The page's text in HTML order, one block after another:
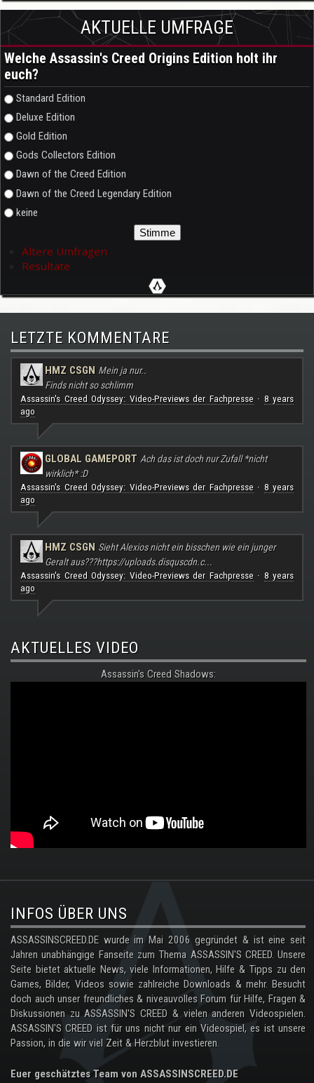
AKTUELLE UMFRAGE
Welche Assassin's Creed Origins Edition holt ihr
euch?
Auswahlmöglichkeiten
Standard Edition
Deluxe Edition
Gold Edition
Gods Collectors Edition
Dawn of the Creed Edition
Dawn of the Creed Legendary Edition
keine
Ältere Umfragen
Resultate
LETZTE KOMMENTARE
HMZ CSGN Mein ja nur..
Finds nicht so schlimm
Assassin's Creed Odyssey: Video-Previews der Fachpresse· 8 years
ago
GLOBAL GAMEPORT Ach das ist doch nur Zufall *nicht
wirklich* :D
Assassin's Creed Odyssey: Video-Previews der Fachpresse· 8 years
ago
HMZ CSGN Sieht Alexios nicht ein bisschen wie ein junger
Geralt aus???https://uploads.disquscdn.c...
Assassin's Creed Odyssey: Video-Previews der Fachpresse· 8 years
ago
AKTUELLES VIDEO
Assassin's Creed Shadows:
.
INFOS ÜBER UNS
ASSASSINSCREED.DE wurde im Mai 2006 gegründet & ist eine seit
Jahren unabhängige Fanseite zum Thema ASSASSIN'S CREED. Unsere
Seite bietet aktuelle News, viele Informationen, Hilfe & Tipps zu den
Games, Bilder, Videos sowie zahlreiche Downloads & mehr. Besucht
doch auch unser freundliches & niveauvolles Forum für Hilfe, Fragen &
Diskussionen zu ASSASSIN'S CREED & vielen anderen Videospielen.
ASSASSIN'S CREED ist für uns nicht nur ein Videospiel, es ist unsere
Passion, in die wir viel Zeit & Herzblut investieren.
Euer geschätztes Team von ASSASSINSCREED.DE